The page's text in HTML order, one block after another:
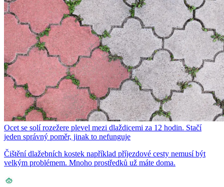
Ocet se solí rozežere plevel mezi dlaždicemi za 12 hodin. Stačí
jeden správný poměr, jinak to nefunguje
Čištění dlažebních kostek například příjezdové cesty nemusí být
velkým problémem. Mnoho prostředků už máte doma.